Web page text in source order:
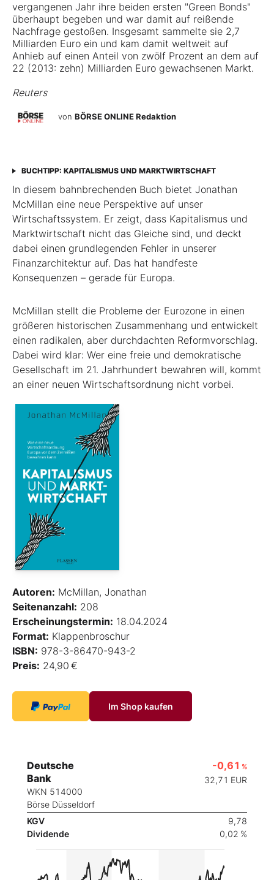
vergangenen Jahr ihre beiden ersten "Green Bonds"
überhaupt begeben und war damit auf reißende
Nachfrage gestoßen. Insgesamt sammelte sie 2,7
Milliarden Euro ein und kam damit weltweit auf
Anhieb auf einen Anteil von zwölf Prozent an dem auf
22 (2013: zehn) Milliarden Euro gewachsenen Markt.
Reuters
von BÖRSE ONLINE Redaktion
BUCHTIPP: KAPITALISMUS UND MARKTWIRTSCHAFT
In diesem bahnbrechenden Buch bietet Jonathan
McMillan eine neue Perspektive auf unser
Wirtschaftssystem. Er zeigt, dass Kapitalismus und
Marktwirtschaft nicht das Gleiche sind, und deckt
dabei einen grundlegenden Fehler in unserer
Finanzarchitektur auf. Das hat handfeste
Konsequenzen – gerade für Europa.
McMillan stellt die Probleme der Eurozone in einen
größeren historischen Zusammenhang und entwickelt
einen radikalen, aber durchdachten Reformvorschlag.
Dabei wird klar: Wer eine freie und demokratische
Gesellschaft im 21. Jahrhundert bewahren will, kommt
an einer neuen Wirtschaftsordnung nicht vorbei.
Autoren: McMillan, Jonathan
Seitenanzahl: 208
Erscheinungstermin: 18.04.2024
Format: Klappenbroschur
ISBN: 978-3-86470-943-2
Preis: 24,90 €
Im Shop kaufen
Deutsche
Bank
WKN 514000
Börse Düsseldorf
-0,61 %
32,71 EUR
KGV
9,78
Dividende
0,02 %